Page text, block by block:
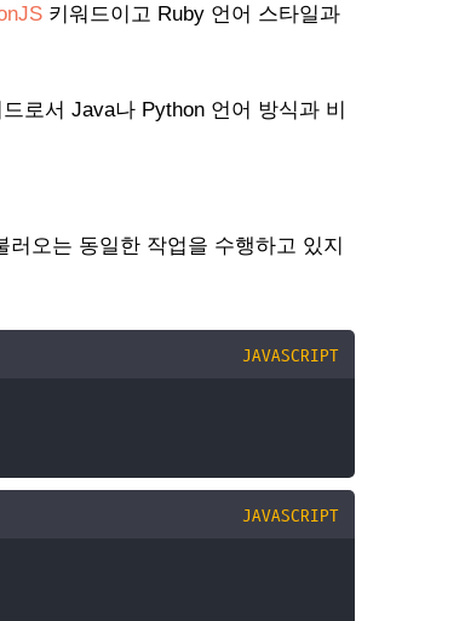
키워드이고 Ruby 언어 스타일과
로서 Java나 Python 언어 방식과 비
오는 동일한 작업을 수행하고 있지
JAVASCRIPT
JAVASCRIPT